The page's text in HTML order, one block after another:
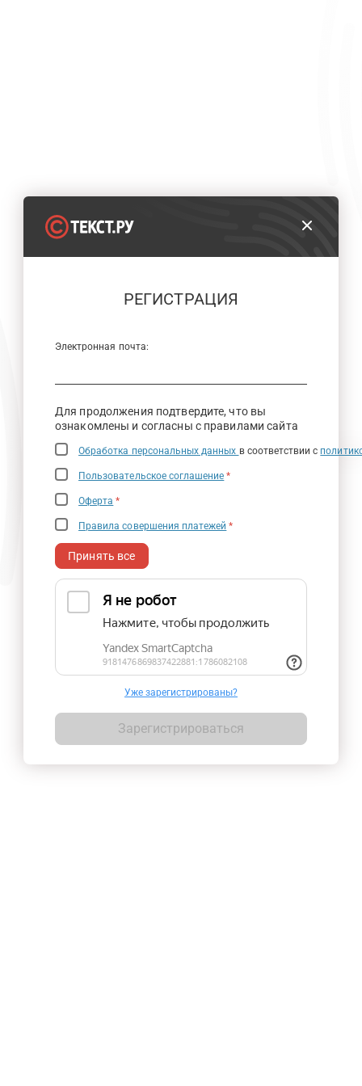
РЕГИСТРАЦИЯ
Электронная почта:
Для продолжения подтвердите, что вы
ознакомлены и согласны с правилами сайта
Обработка персональных данных в соответствии с
Пользовательское соглашение *
Оферта *
Правила совершения платежей *
Принять все
Уже зарегистрированы?
Зарегистрироваться